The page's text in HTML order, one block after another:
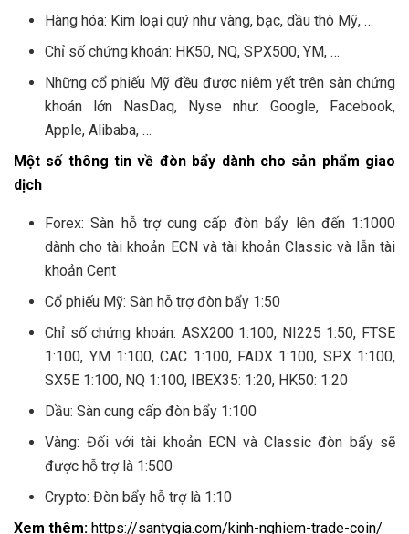
Hàng hóa: Kim loại quý như vàng, bạc, dầu thô Mỹ, …
Chỉ số chứng khoán: HK50, NQ, SPX500, YM, …
Những cổ phiếu Mỹ đều được niêm yết trên sàn chứng
khoán lớn NasDaq, Nyse như: Google, Facebook,
Apple, Alibaba, …
Một số thông tin về đòn bẩy dành cho sản phẩm giao
dịch
Forex: Sàn hỗ trợ cung cấp đòn bẩy lên đến 1:1000
dành cho tài khoản ECN và tài khoản Classic và lẫn tài
khoản Cent
Cổ phiếu Mỹ: Sàn hỗ trợ đòn bẩy 1:50
Chỉ số chứng khoán: ASX200 1:100, NI225 1:50, FTSE
1:100, YM 1:100, CAC 1:100, FADX 1:100, SPX 1:100,
SX5E 1:100, NQ 1:100, IBEX35: 1:20, HK50: 1:20
Dầu: Sàn cung cấp đòn bẩy 1:100
Vàng: Đối với tài khoản ECN và Classic đòn bẩy sẽ
được hỗ trợ là 1:500
Crypto: Đòn bẩy hỗ trợ là 1:10
Xem thêm: https://santygia.com/kinh-nghiem-trade-coin/